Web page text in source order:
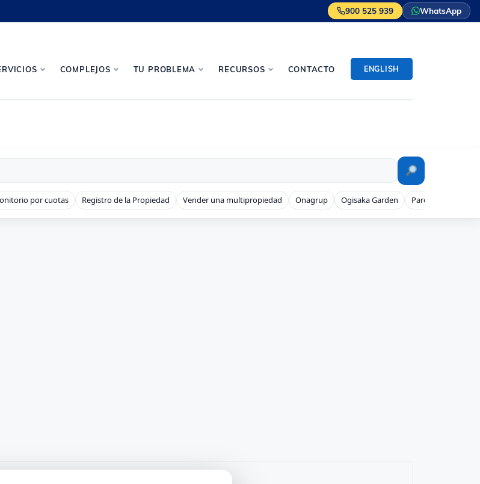
900 525 939 WhatsApp
COMPLEJOS TU PROBLEMA RECURSOS CONTACTO ENGLISH
por cuotas Registro de la Propiedad Vender una multipropiedad Onagrup Ogisaka Garden Parque Denia